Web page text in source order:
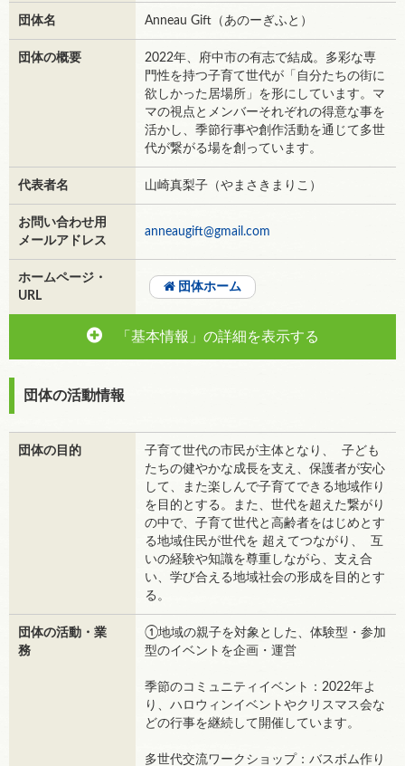
団体名 Anneau Gift（あのーぎふと）
団体の概要
2022年、府中市の有志で結成。多彩な専
門性を持つ子育て世代が「自分たちの街に
欲しかった居場所」を形にしています。マ
マの視点とメンバーそれぞれの得意な事を
活かし、季節行事や創作活動を通じて多世
代が繋がる場を創っています。
代表者名 山崎真梨子（やまさきまりこ）
お問い合わせ用
メールアドレス
anneaugift@gmail.com
ホームページ・
URL
団体ホーム
「基本情報」の詳細を表示する
団体の活動情報
団体の目的
子育て世代の市⺠が主体となり、 子ども
たちの健やかな成⻑を支え、保護者が安心
して、また楽しんで子育てできる地域作り
を目的とする。また、世代を超えた繋がり
の中で、子育て世代と高齢者をはじめとす
る地域住⺠が世代を 超えてつながり、 互
いの経験や知識を尊重しながら、支え合
い、学び合える地域社会の形成を目的とす
る。
団体の活動・業
務
①地域の親子を対象とした、体験型・参加
型のイベントを企画・運営
季節のコミュニティイベント：2022年よ
り、ハロウィンイベントやクリスマス会な
どの行事を継続して開催しています。
多世代交流ワークショップ：バスボム作り